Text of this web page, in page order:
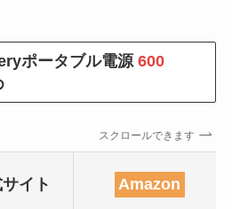
ポータブル電源600
スクロールできます
イト Amazon